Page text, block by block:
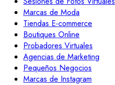
Marcas de Moda
Tiendas E-commerce
Boutiques Online
Probadores Virtuales
Agencias de Marketing
Pequeños Negocios
Marcas de Instagram